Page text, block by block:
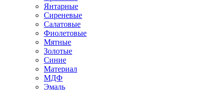
Янтарные
Сиреневые
Салатовые
Фиолетовые
Мятные
Золотые
Синие
Материал
МДФ
Эмаль